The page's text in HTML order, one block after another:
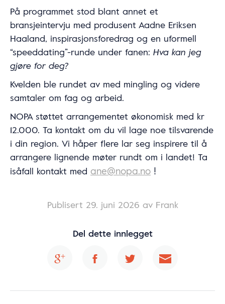
På programmet stod blant annet et
bransjeintervju med produsent Aadne Eriksen
Haaland, inspirasjonsforedrag og en uformell
“speeddating”-runde under fanen: Hva kan jeg
gjøre for deg?
Kvelden ble rundet av med mingling og videre
samtaler om fag og arbeid.
NOPA støttet arrangementet økonomisk med kr
12.000. Ta kontakt om du vil lage noe tilsvarende
i din region. Vi håper flere lar seg inspirere til å
arrangere lignende møter rundt om i landet! Ta
isåfall kontakt med ane@nopa.no !
Publisert 29. juni 2026 av Frank
Del dette innlegget